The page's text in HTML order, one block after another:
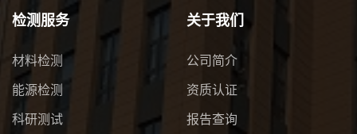
检测服务
材料检测
能源检测
科研测试
关于我们
公司简介
资质认证
报告查询